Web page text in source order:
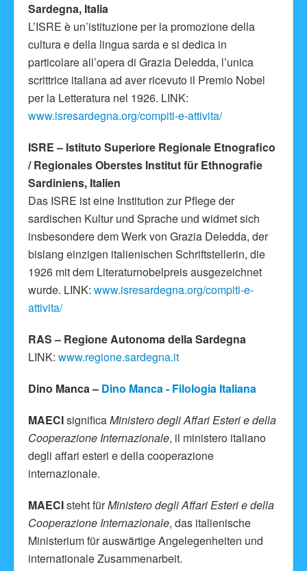
Sardegna, Italia
L’ISRE è un’istituzione per la promozione della
cultura e della lingua sarda e si dedica in
particolare all’opera di Grazia Deledda, l’unica
scrittrice italiana ad aver ricevuto il Premio Nobel
per la Letteratura nel 1926. LINK:
www.isresardegna.org/compiti-e-attivita/
ISRE – Istituto Superiore Regionale Etnografico
/ Regionales Oberstes Institut für Ethnografie
Sardiniens, Italien
Das ISRE ist eine Institution zur Pflege der
sardischen Kultur und Sprache und widmet sich
insbesondere dem Werk von Grazia Deledda, der
bislang einzigen italienischen Schriftstellerin, die
1926 mit dem Literaturnobelpreis ausgezeichnet
wurde. LINK: www.isresardegna.org/compiti-e-
attivita/
RAS – Regione Autonoma della Sardegna
LINK: www.regione.sardegna.it
Dino Manca – Dino Manca - Filologia Italiana
MAECIsignificaMinistero degli Affari Esteri e della
Cooperazione Internazionale, il ministero italiano
degli affari esteri e della cooperazione
internazionale.
MAECIsteht fürMinistero degli Affari Esteri e della
Cooperazione Internazionale, das italienische
Ministerium für auswärtige Angelegenheiten und
internationale Zusammenarbeit.